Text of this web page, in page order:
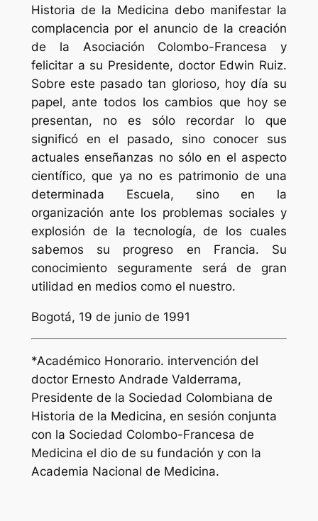
Historia de la Medicina debo manifestar la
complacencia por el anuncio de la creación
de la Asociación Colombo-Francesa y
felicitar a su Presidente, doctor Edwin Ruiz.
Sobre este pasado tan glorioso, hoy día su
papel, ante todos los cambios que hoy se
presentan, no es sólo recordar lo que
significó en el pasado, sino conocer sus
actuales enseñanzas no sólo en el aspecto
científico, que ya no es patrimonio de una
determinada Escuela, sino en la
organización ante los problemas sociales y
explosión de la tecnología, de los cuales
sabemos su progreso en Francia. Su
conocimiento seguramente será de gran
utilidad en medios como el nuestro.
Bogotá, 19 de junio de 1991
*Académico Honorario. intervención del
doctor Ernesto Andrade Valderrama,
Presidente de la Sociedad Colombiana de
Historia de la Medicina, en sesión conjunta
con la Sociedad Colombo-Francesa de
Medicina el dio de su fundación y con la
Academia Nacional de Medicina.